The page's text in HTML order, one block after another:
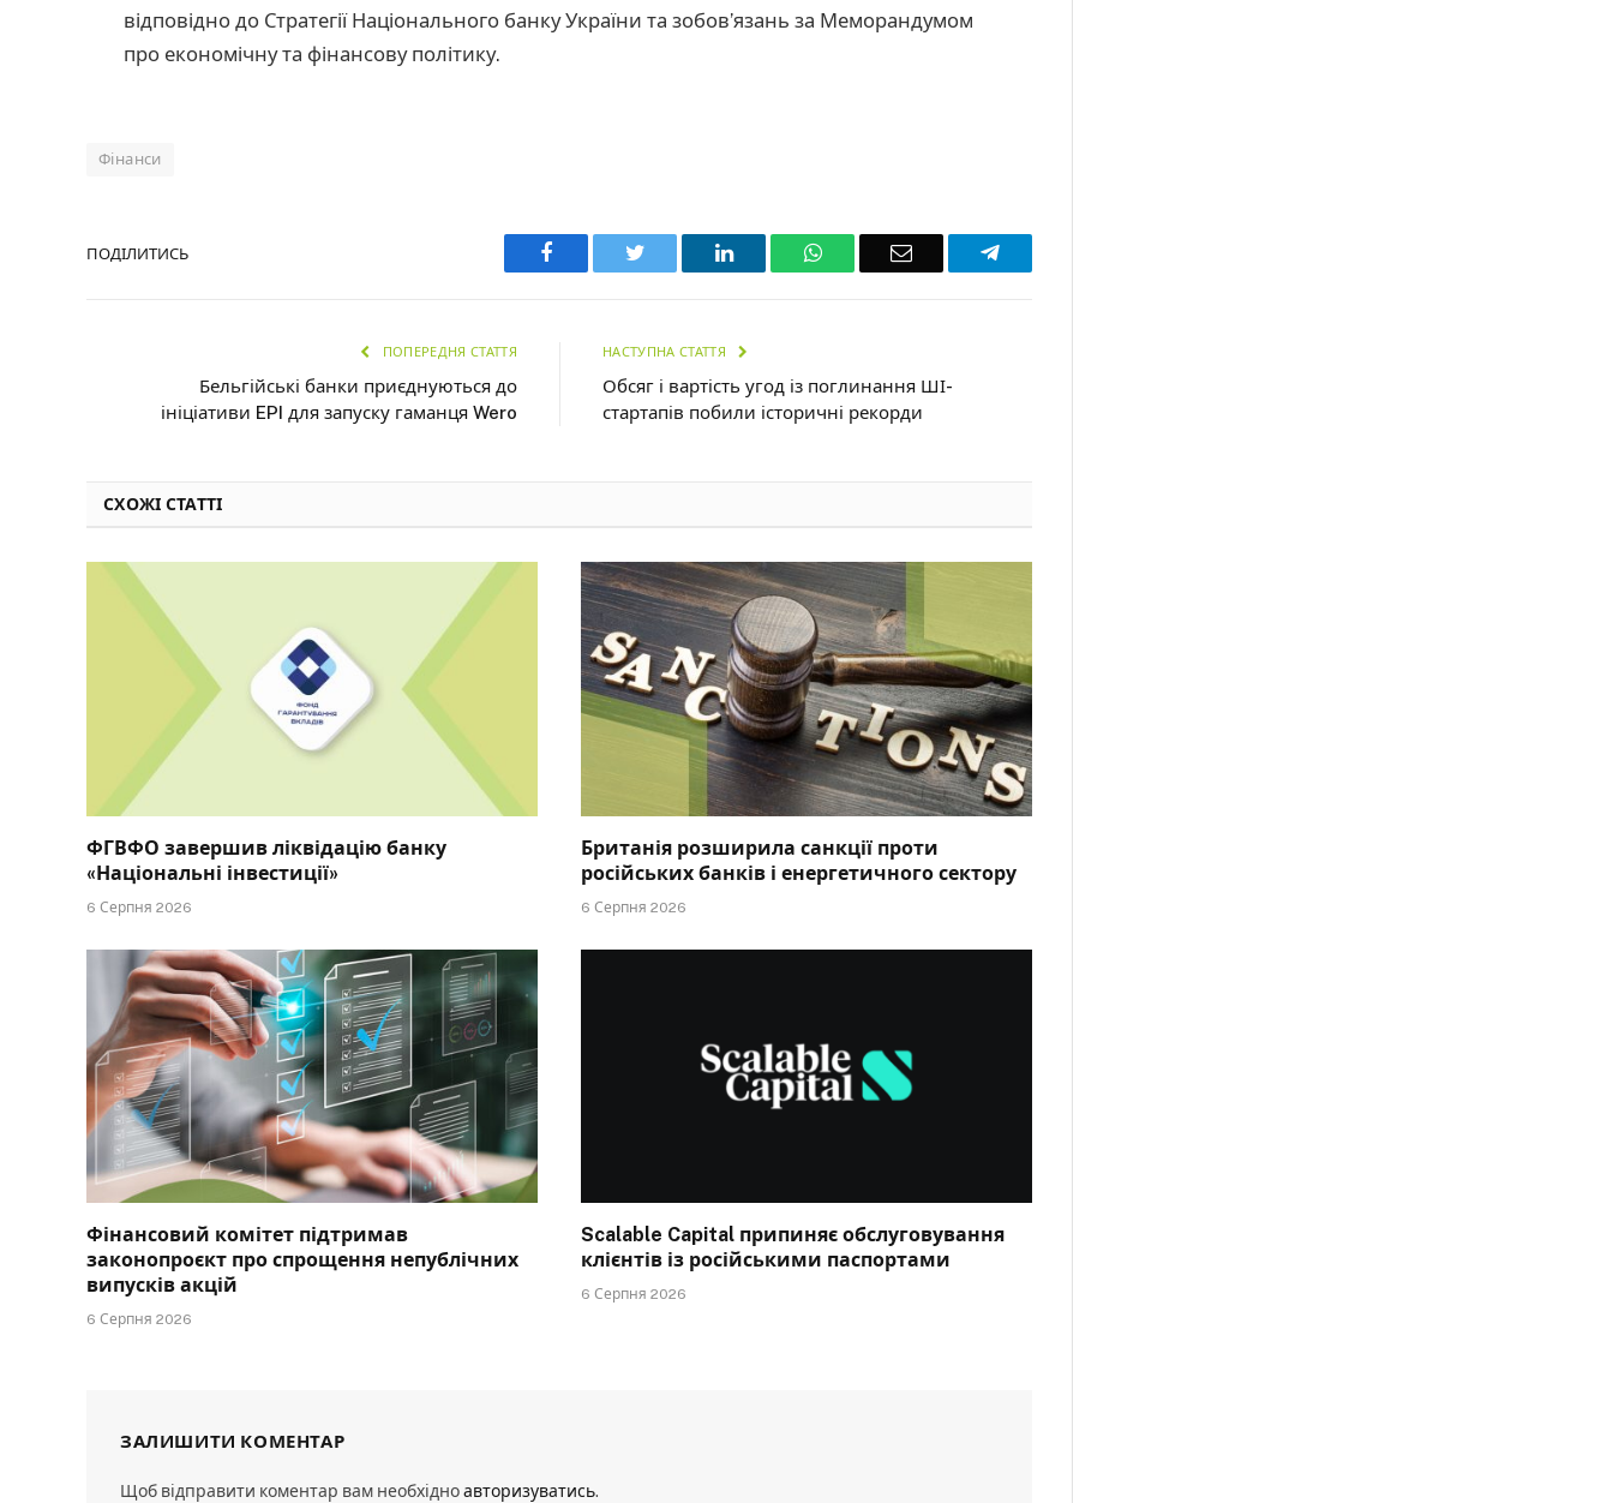
відповідно до Стратегії Національного банку України та зобов’язань за Меморандумом
про економічну та фінансову політику.
Фінанси
ПОДІЛИТИСЬ Facebook Twitter LinkedIn WhatsAppEmail Telegram
ПОПЕРЕДНЯ СТАТТЯ
Бельгійські банки приєднуються до
ініціативи EPI для запуску гаманця Wero
НАСТУПНА СТАТТЯ
Обсяг і вартість угод із поглинання ШІ-
стартапів побили історичні рекорди
СХОЖІ СТАТТІ
ФГВФО завершив ліквідацію банку
«Національні інвестиції»
6 Серпня 2026
Британія розширила санкції проти
російських банків і енергетичного сектору
6 Серпня 2026
Фінансовий комітет підтримав
законопроєкт про спрощення непублічних
випусків акцій
6 Серпня 2026
Scalable Capital припиняє обслуговування
клієнтів із російськими паспортами
6 Серпня 2026
ЗАЛИШИТИ КОМЕНТАР
Щоб відправити коментар вам необхідноавторизуватись.